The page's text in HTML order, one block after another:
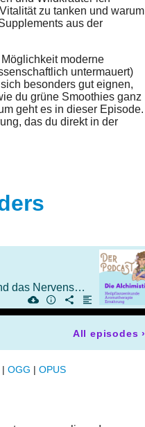
zu tanken und warum
aus der
moderne
untermauert)
besonders gut eignen,
du grüne Smoothies ganz
geht es in dieser Episode.
das du direkt in der
Die Natur mit allen Sinnen erfahren und das Nervensystem regulieren
All episodes ›
| OGG | OPUS